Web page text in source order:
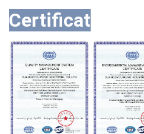
Certificat